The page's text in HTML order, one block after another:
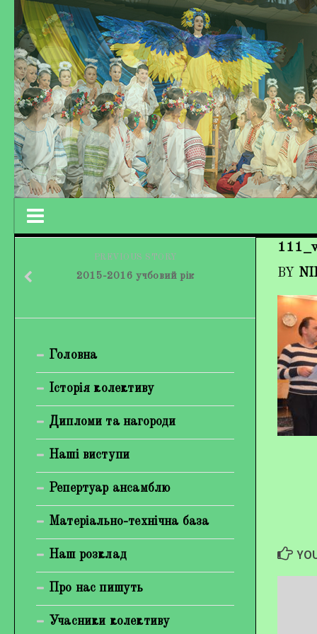
Кохно Вікторія Вікторівна
Гірієнко Ірина Михайлівна
Галерея
Відеогалерея
Фотогалерея
BY
PREVIOUS STORY
2015-2016 учбовий рік
Головна
Історія колективу
Дипломи та нагороди
Наші виступи
Репертуар ансамблю
Матеріально-технічна база
Наш розклад
Про нас пишуть
Учасники колективу